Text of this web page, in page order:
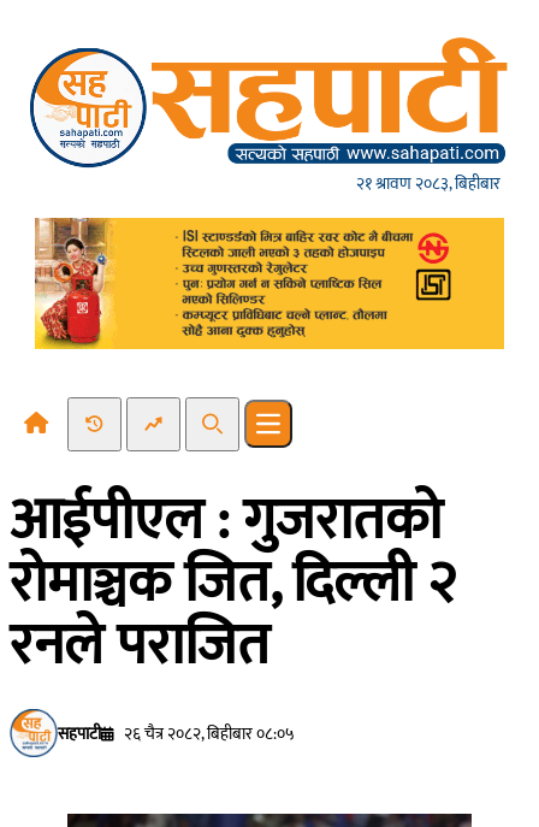
२१ श्रावण २०८३, बिहीबार
Recent NewsTrending News
SearchOpen main menu
आईपीएल : गुजरातको
रोमाञ्चक जित, दिल्ली २
रनले पराजित
सहपाटी २६ चैत्र २०८२, बिहीबार ०८:०५